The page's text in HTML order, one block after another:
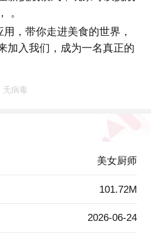
。
用，带你走进美食的世界，
加入我们，成为一名真正的
无病毒
美女厨师
101.72M
2026-06-24